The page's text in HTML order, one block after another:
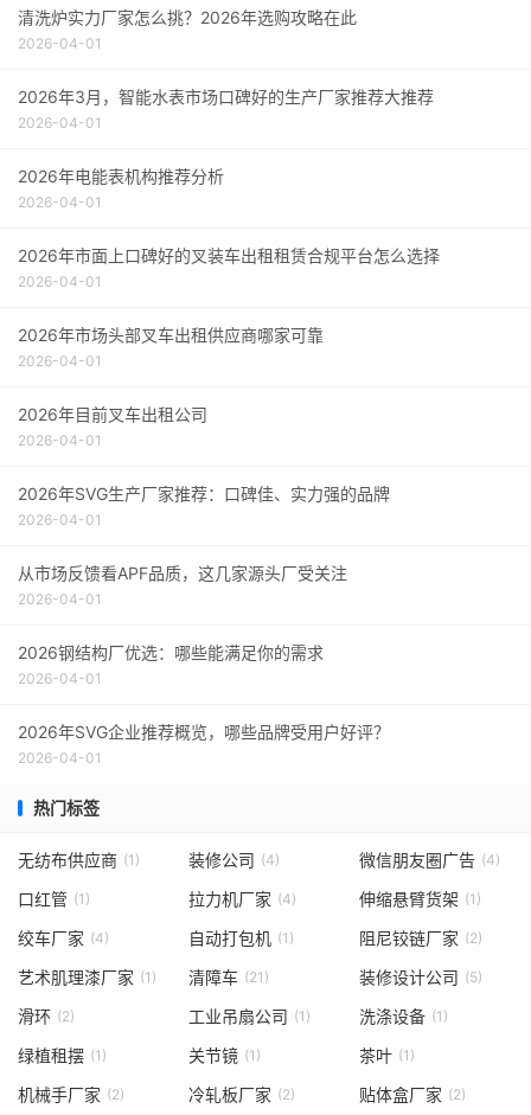
清洗炉实力厂家怎么挑？2026年选购攻略在此
2026-04-01
2026年3月，智能水表市场口碑好的生产厂家推荐大推荐
2026-04-01
2026年电能表机构推荐分析
2026-04-01
2026年市面上口碑好的叉装车出租租赁合规平台怎么选择
2026-04-01
2026年市场头部叉车出租供应商哪家可靠
2026-04-01
2026年目前叉车出租公司
2026-04-01
2026年SVG生产厂家推荐：口碑佳、实力强的品牌
2026-04-01
从市场反馈看APF品质，这几家源头厂受关注
2026-04-01
2026钢结构厂优选：哪些能满足你的需求
2026-04-01
2026年SVG企业推荐概览，哪些品牌受用户好评？
2026-04-01
热门标签
无纺布供应商 (1) 装修公司 (4) 微信朋友圈广告 (4)
口红管 (1) 拉力机厂家 (4) 伸缩悬臂货架 (1)
绞车厂家 (4) 自动打包机 (1) 阻尼铰链厂家 (2)
艺术肌理漆厂家 (1) 清障车 (21) 装修设计公司 (5)
滑环 (2) 工业吊扇公司 (1) 洗涤设备 (1)
绿植租摆 (1) 关节镜 (1) 茶叶 (1)
机械手厂家 (2) 冷轧板厂家 (2) 贴体盒厂家 (2)